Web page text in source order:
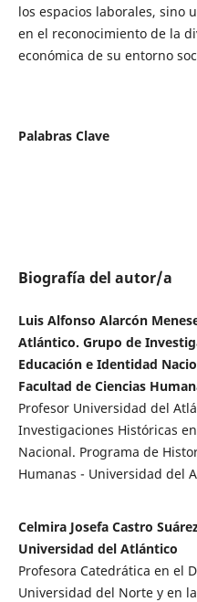
los espacios laborales, sino
en el reconocimiento de la
económica de su entorno
Palabras Clave
Biografía del autor/a
Luis Alfonso Alarcón
Atlántico. Grupo de
Educación e Identidad
Facultad de Ciencias
Profesor Universidad del
Investigaciones Históricas
Nacional. Programa de
Humanas - Universidad del
Celmira Josefa Castro
Universidad del Atlántico
Profesora Catedrática en el
Universidad del Norte y en